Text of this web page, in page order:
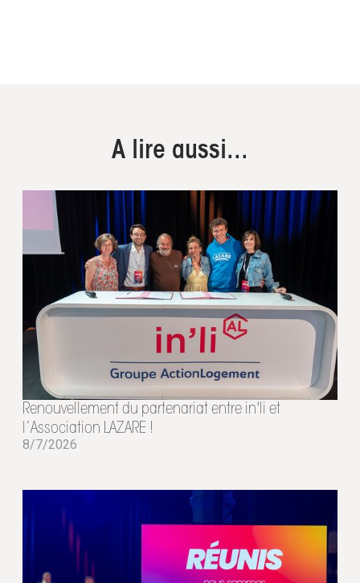
A lire aussi...
Renouvellement du partenariat entre in'li et
l’Association LAZARE !
8/7/2026